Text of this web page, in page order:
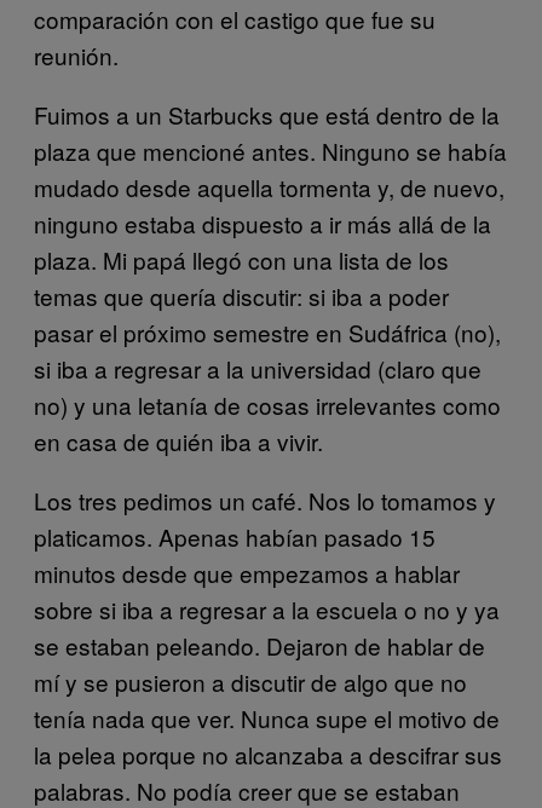
comparación con el castigo que fue su
reunión.
Fuimos a un Starbucks que está dentro de la
plaza que mencioné antes. Ninguno se había
mudado desde aquella tormenta y, de nuevo,
ninguno estaba dispuesto a ir más allá de la
plaza. Mi papá llegó con una lista de los
temas que quería discutir: si iba a poder
pasar el próximo semestre en Sudáfrica (no),
si iba a regresar a la universidad (claro que
no) y una letanía de cosas irrelevantes como
en casa de quién iba a vivir.
Los tres pedimos un café. Nos lo tomamos y
platicamos. Apenas habían pasado 15
minutos desde que empezamos a hablar
sobre si iba a regresar a la escuela o no y ya
se estaban peleando. Dejaron de hablar de
mí y se pusieron a discutir de algo que no
tenía nada que ver. Nunca supe el motivo de
la pelea porque no alcanzaba a descifrar sus
palabras. No podía creer que se estaban